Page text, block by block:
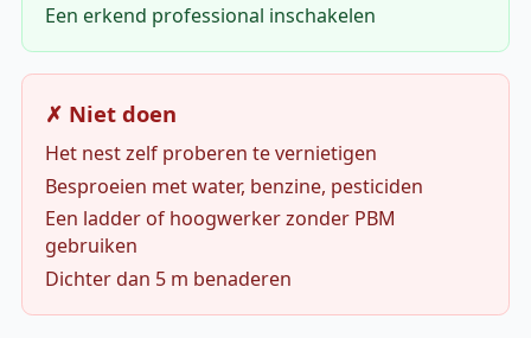
Een erkend professional inschakelen
✗ Niet doen
Het nest zelf proberen te vernietigen
Besproeien met water, benzine, pesticiden
Een ladder of hoogwerker zonder PBM
gebruiken
Dichter dan 5 m benaderen